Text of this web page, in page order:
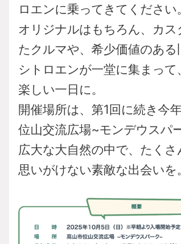
ロエンに乗ってきてください。
オリジナルはもちろん、カ
たクルマや、 希少価値のある
シトロエンが一堂に集まって
楽しい一日に。
開催場所は、第1回に続き今年
位山交流広場~モンデウスパ
広大な大自然の中で、たくさ
思いがけない素敵な出会いを。